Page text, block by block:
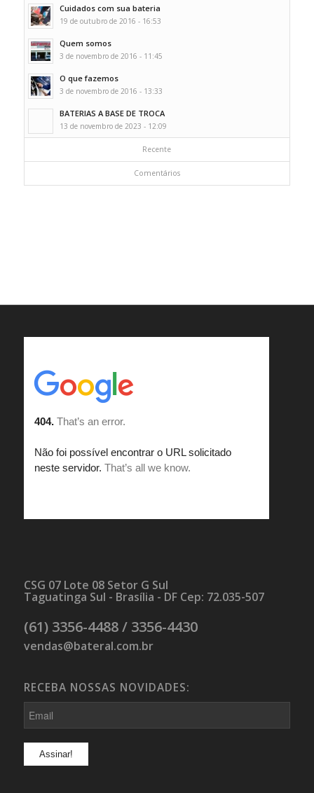
Cuidados com sua bateria
19 de outubro de 2016 - 16:53
Quem somos
3 de novembro de 2016 - 11:45
O que fazemos
3 de novembro de 2016 - 13:33
BATERIAS A BASE DE TROCA
13 de novembro de 2023 - 12:09
Recente
Comentários
CSG 07 Lote 08 Setor G Sul
Taguatinga Sul - Brasília - DF Cep: 72.035-507
(61) 3356-4488 / 3356-4430
vendas@bateral.com.br
RECEBA NOSSAS NOVIDADES: